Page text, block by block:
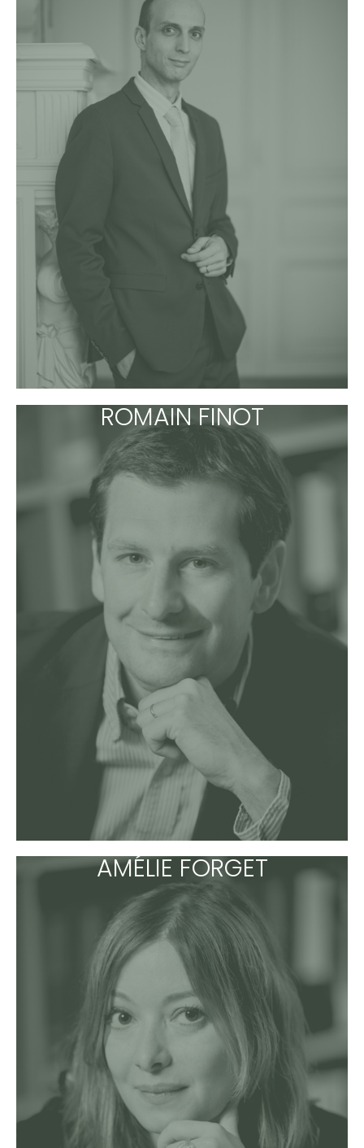
ROMAIN FINOT
AMÉLIE FORGET